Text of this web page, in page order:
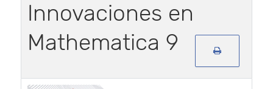
Innovaciones en
Mathematica 9